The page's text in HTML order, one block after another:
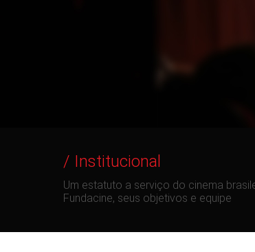
/ Institucional
Um estatuto a serviço do cinema
Fundacine, seus objetivos e equipe